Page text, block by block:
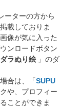
ーターの方から
載しておりま
像が気に入った
ンロードボタン
ラぬり絵」のダ
合は、「SUPU
や、プロフィー
ことができま